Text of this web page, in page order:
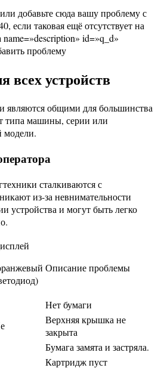
добавьте сюда вашу проблему с
если таковая ещё отсутствует на
name=»description» id=»q_d»
проблему
всех устройств
являются общими для большинства
типа машины, серии или
модели.
сталкиваются с
из-за невнимательности
устройства и могут быть легко
Описание проблемы
Нет бумаги
Верхняя крышка не
закрыта
Бумага замята и застряла.
Картридж пуст